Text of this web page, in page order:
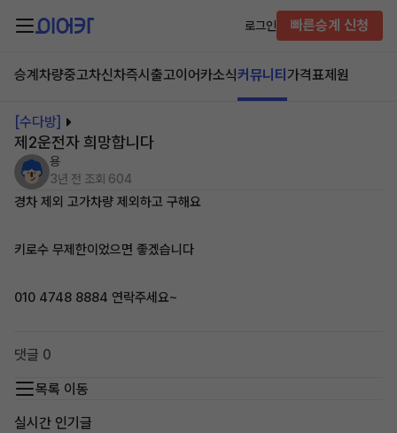
로그인 빠른승계 신청
승계차량중고차신차즉시출고이어카소식커뮤니티 가격표제원
[수다방]
제2운전자 희망합니다
용
3년 전 조회 604
경차 제외 고가차량 제외하고 구해요
키로수 무제한이었으면 좋겠습니다
010 4748 8884 연락주세요~
댓글 0
목록 이동
실시간 인기글